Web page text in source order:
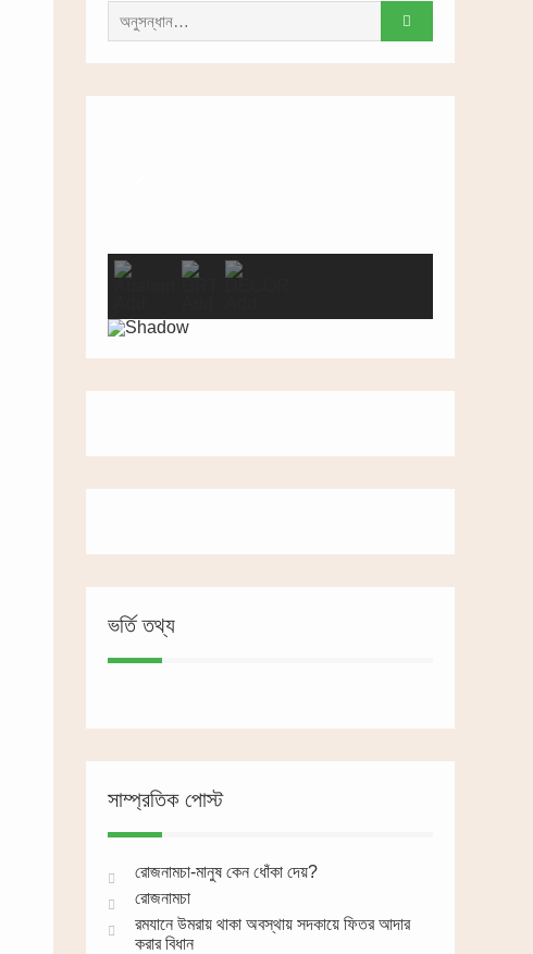
করাঃ
ভর্তি তথ্য
সাম্প্রতিক পোস্ট
রোজনামচা-মানুষ কেন ধোঁকা দেয়?
রোজনামচা
রমযানে উমরায় থাকা অবস্থায় সদকায়ে ফিতর আদার
করার বিধান